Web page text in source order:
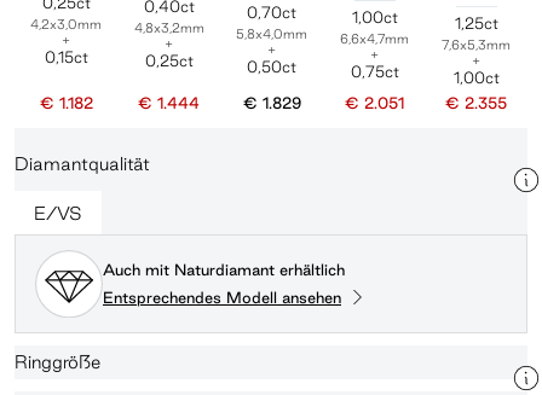
4,2x3,0mm
+
0,15ct
€ 1.182
0,40ct
4,8x3,2mm
+
0,25ct
€ 1.444
0,70ct
5,8x4,0mm
+
0,50ct
€ 1.829
1,00ct
6,6x4,7mm
+
0,75ct
€ 2.051
1,25ct
7,6x5,3mm
+
1,00ct
€ 2.355
Diamantqualität
E/VS
Auch mit Naturdiamant erhältlich
Entsprechendes Modell ansehen
Ringgröße